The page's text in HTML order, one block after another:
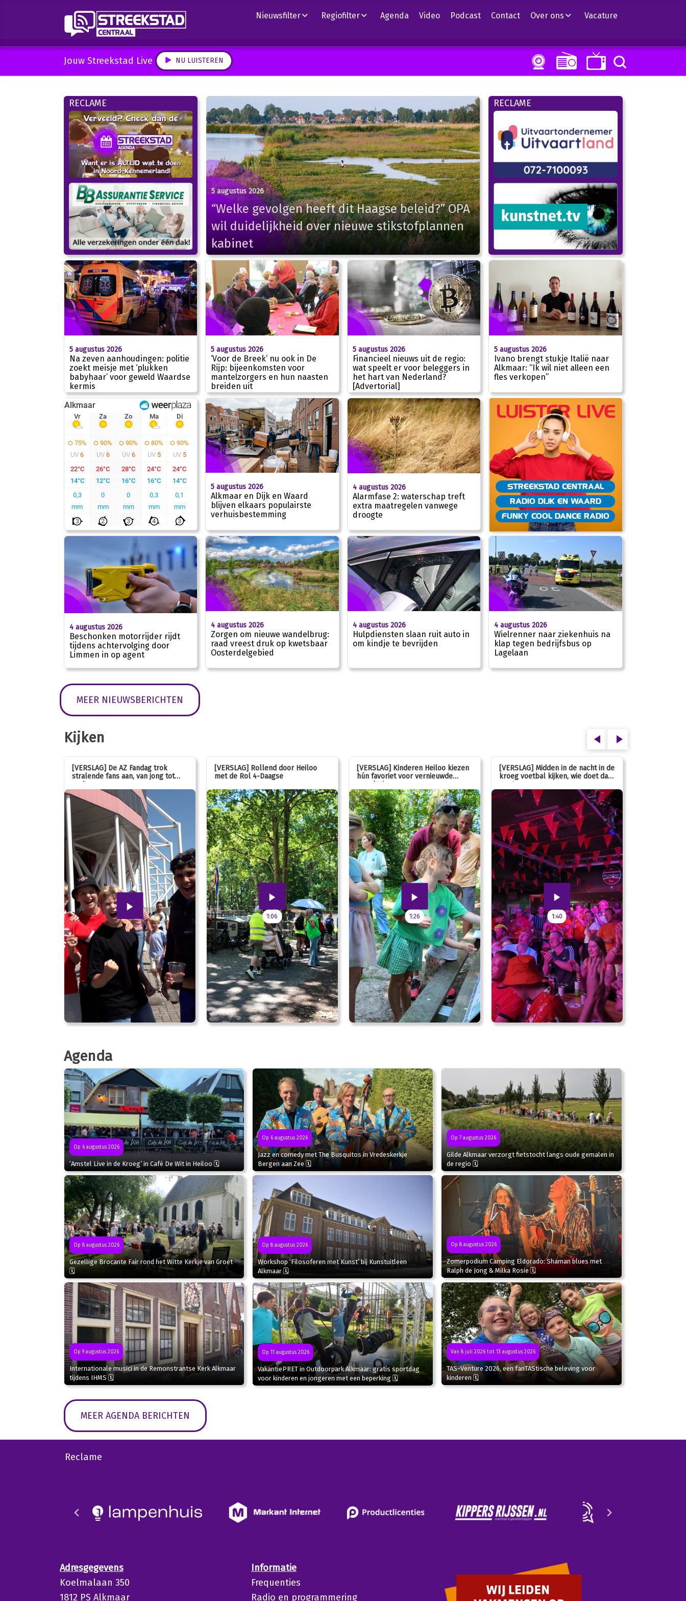
Nieuwsfilter Regiofilter Agenda Video Podcast Contact Over ons Vacature
Jouw Streekstad Live NU LUISTEREN
RECLAME
5 augustus 2026
“Welke gevolgen heeft dit Haagse beleid?” OPA
wil duidelijkheid over nieuwe stikstofplannen
kabinet
RECLAME
5 augustus 2026
Na zeven aanhoudingen: politie
zoekt meisje met ‘plukken
babyhaar’ voor geweld Waardse
kermis
5 augustus 2026
‘Voor de Breek’ nu ook in De
Rijp: bijeenkomsten voor
mantelzorgers en hun naasten
breiden uit
5 augustus 2026
Financieel nieuws uit de regio:
wat speelt er voor beleggers in
het hart van Nederland?
[Advertorial]
5 augustus 2026
Ivano brengt stukje Italië naar
Alkmaar: “Ik wil niet alleen een
fles verkopen”
5 augustus 2026
Alkmaar en Dijk en Waard
blijven elkaars populairste
verhuisbestemming
4 augustus 2026
Alarmfase 2: waterschap treft
extra maatregelen vanwege
droogte
STREEKSTAD CENTRAAL
RADIO DIJK EN WAARD
FUNKY COOL DANCE RADIO
4 augustus 2026
Beschonken motorrijder rijdt
tijdens achtervolging door
Limmen in op agent
4 augustus 2026
Zorgen om nieuwe wandelbrug:
raad vreest druk op kwetsbaar
Oosterdelgebied
4 augustus 2026
Hulpdiensten slaan ruit auto in
om kindje te bevrijden
4 augustus 2026
Wielrenner naar ziekenhuis na
klap tegen bedrijfsbus op
Lagelaan
MEER NIEUWSBERICHTEN
Kijken
[VERSLAG] De AZ Fandag trok
stralende fans aan, van jong tot
oud!
[VERSLAG] Rollend door Heiloo
met de Rol 4-Daagse
1:06
[VERSLAG] Kinderen Heiloo kiezen
hún favoriet voor vernieuwde
speeltuin
1:26
[VERSLAG] Midden in de nacht in de
kroeg voetbal kijken, wie doet dan
nou?
1:40
Agenda
Op 6 augustus 2026
‘Amstel Live in de Kroeg’ in Café De Wit in Heiloo 🗓
Op 6 augustus 2026
Jazz en comedy met The Busquitos in Vredeskerkje
Bergen aan Zee 🗓
Op 7 augustus 2026
Gilde Alkmaar verzorgt fietstocht langs oude gemalen in
de regio 🗓
Op 8 augustus 2026
Gezellige Brocante Fair rond het Witte Kerkje van Groet
🗓
Op 8 augustus 2026
Workshop ‘Filosoferen met Kunst’ bij Kunstuitleen
Alkmaar 🗓
Op 8 augustus 2026
Zomerpodium Camping Eldorado: Shaman blues met
Ralph de Jong & Milka Rosie 🗓
Op 9 augustus 2026
Internationale musici in de Remonstrantse Kerk Alkmaar
tijdens IHMS 🗓
Op 11 augustus 2026
VakantiePRET in Outdoorpark Alkmaar: gratis sportdag
voor kinderen en jongeren met een beperking 🗓
Van 8 juli 2026 tot 13 augustus 2026
TAS-Venture 2026, een fanTAStische beleving voor
kinderen 🗓
MEER AGENDA BERICHTEN
Reclame
Adresgegevens
Koelmalaan 350
1812 PS Alkmaar
Informatie
Frequenties
Radio en programmering